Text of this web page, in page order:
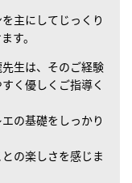
主にしてじっくり
す。
生は、そのご経験
く優しくご指導く
の基礎をしっかり
の楽しさを感じま